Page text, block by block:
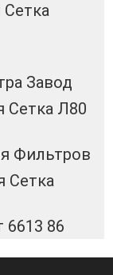
Завод
Сетка Л80
Фильтров
Сетка
6613 86